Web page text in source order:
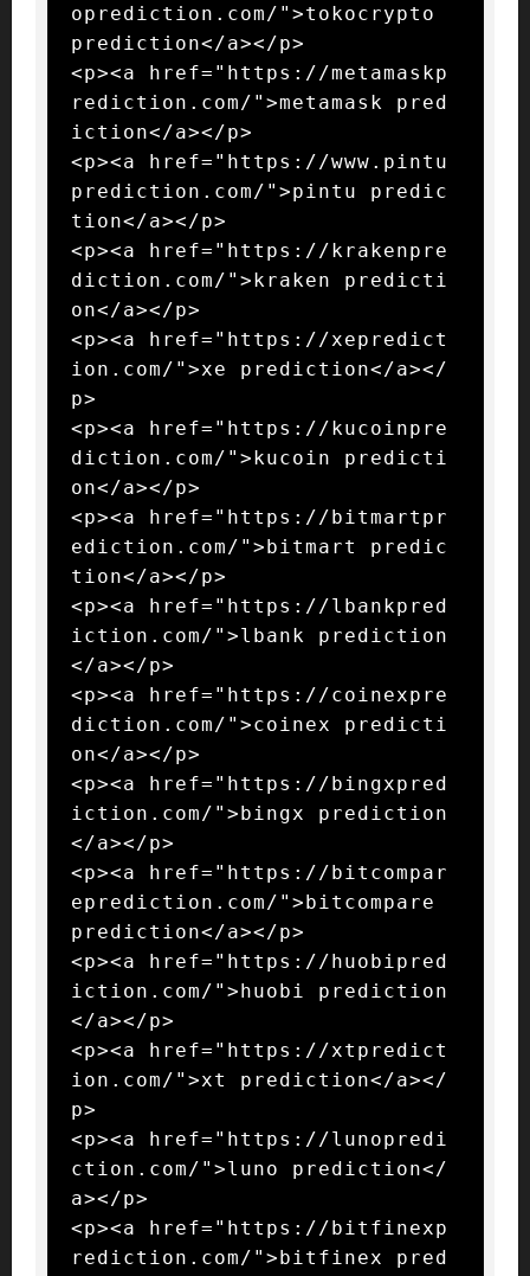
oprediction.com/">tokocrypto
prediction</a></p>
<p><a href="https://metamaskp
rediction.com/">metamask pred
iction</a></p>
<p><a href="https://www.pintu
prediction.com/">pintu predic
tion</a></p>
<p><a href="https://krakenpre
diction.com/">kraken predicti
on</a></p>
<p><a href="https://xepredict
ion.com/">xe prediction</a></
p>
<p><a href="https://kucoinpre
diction.com/">kucoin predicti
on</a></p>
<p><a href="https://bitmartpr
ediction.com/">bitmart predic
tion</a></p>
<p><a href="https://lbankpred
iction.com/">lbank prediction
</a></p>
<p><a href="https://coinexpre
diction.com/">coinex predicti
on</a></p>
<p><a href="https://bingxpred
iction.com/">bingx prediction
</a></p>
<p><a href="https://bitcompar
eprediction.com/">bitcompare
prediction</a></p>
<p><a href="https://huobipred
iction.com/">huobi prediction
</a></p>
<p><a href="https://xtpredict
ion.com/">xt prediction</a></
p>
<p><a href="https://lunopredi
ction.com/">luno prediction</
a></p>
<p><a href="https://bitfinexp
rediction.com/">bitfinex pred